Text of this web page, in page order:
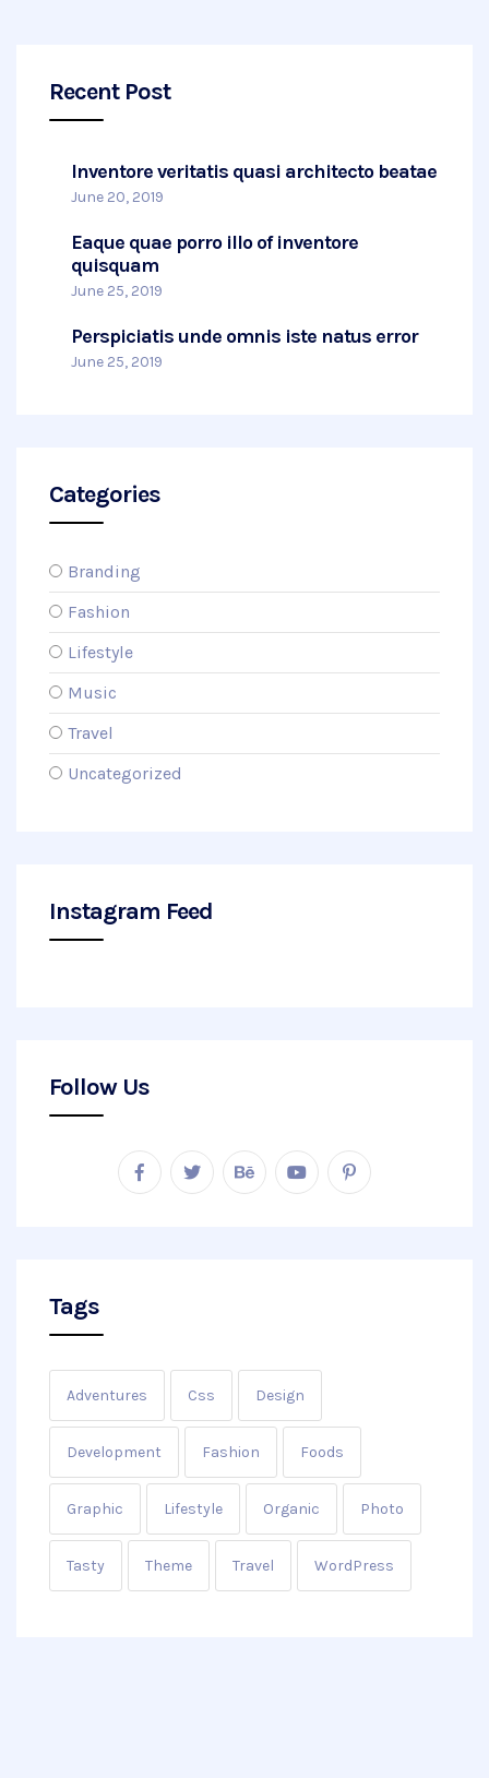
Recent Post
Inventore veritatis quasi architecto beatae
June 20, 2019
Eaque quae porro illo of inventore
quisquam
June 25, 2019
Perspiciatis unde omnis iste natus error
June 25, 2019
Categories
Branding
Fashion
Lifestyle
Music
Travel
Uncategorized
Instagram Feed
Follow Us
Tags
Adventures Css Design
Development Fashion Foods
Graphic Lifestyle Organic Photo
Tasty Theme Travel WordPress